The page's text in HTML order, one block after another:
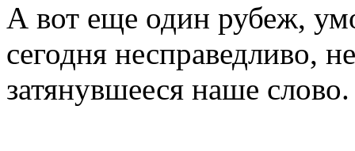
А вот еще один рубеж,
сегодня несправедливо,
затянувшееся наше слово.